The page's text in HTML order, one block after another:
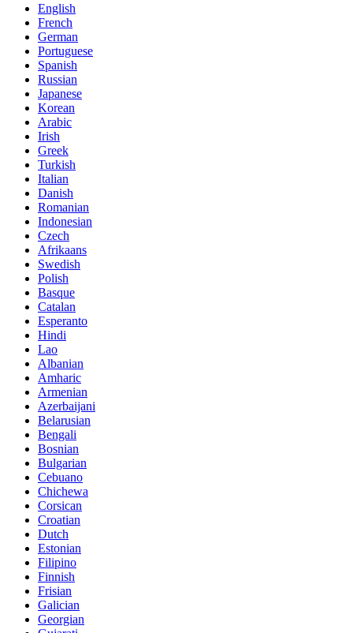
English
French
German
Portuguese
Spanish
Russian
Japanese
Korean
Arabic
Irish
Greek
Turkish
Italian
Danish
Romanian
Indonesian
Czech
Afrikaans
Swedish
Polish
Basque
Catalan
Esperanto
Hindi
Lao
Albanian
Amharic
Armenian
Azerbaijani
Belarusian
Bengali
Bosnian
Bulgarian
Cebuano
Chichewa
Corsican
Croatian
Dutch
Estonian
Filipino
Finnish
Frisian
Galician
Georgian